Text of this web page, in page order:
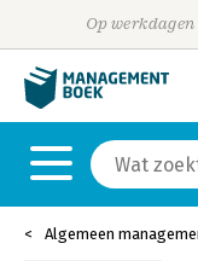
Op
Algemeen